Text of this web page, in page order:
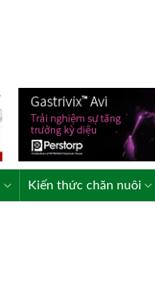
Kiến thức chăn nuôi